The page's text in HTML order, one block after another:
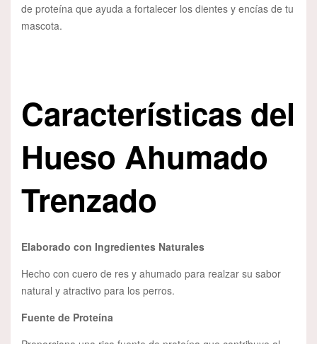
de proteína que ayuda a fortalecer los dientes y encías de tu
mascota.
Características del
Hueso Ahumado
Trenzado
Elaborado con Ingredientes Naturales
Hecho con cuero de res y ahumado para realzar su sabor
natural y atractivo para los perros.
Fuente de Proteína